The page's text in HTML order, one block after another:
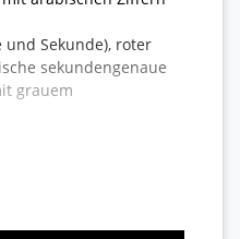
und Sekunde), roter
sekundengenaue
grauem
Sekundenstopp